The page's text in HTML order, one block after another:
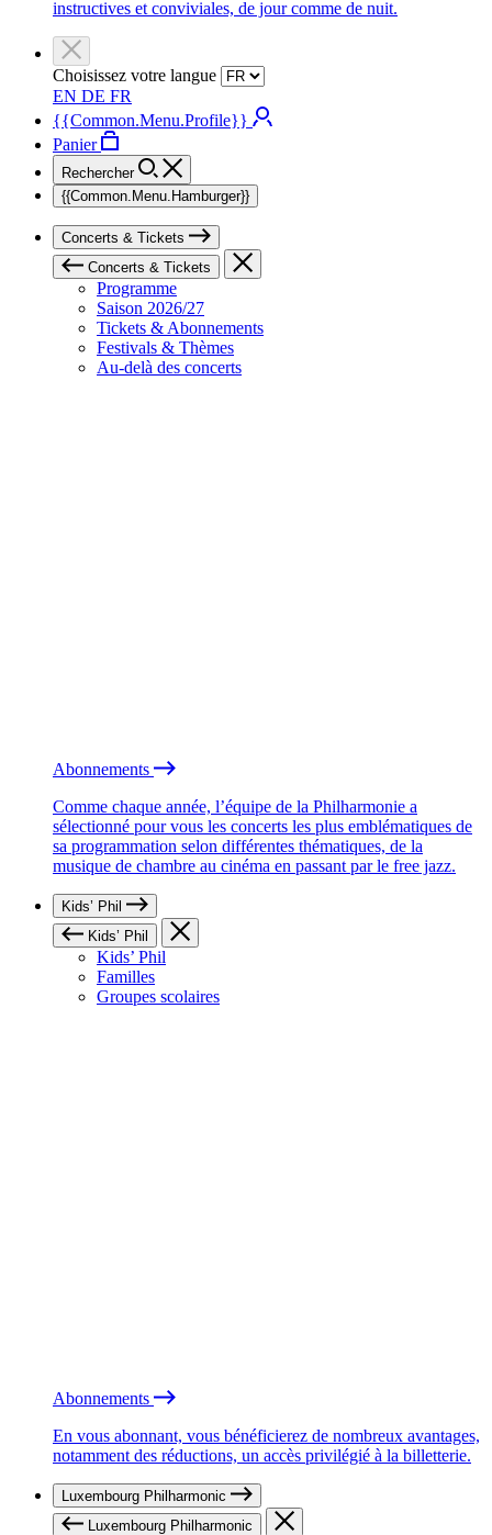
instructives et conviviales, de jour comme de nuit.
Choisissez votre langue
EN DE FR
{{Common.Menu.Profile}}
Panier
Rechercher
{{Common.Menu.Hamburger}}
Concerts & Tickets
Concerts & Tickets
Programme
Saison 2026/27
Tickets & Abonnements
Festivals & Thèmes
Au-delà des concerts
Abonnements
Comme chaque année, l’équipe de la Philharmonie a
sélectionné pour vous les concerts les plus emblématiques de
sa programmation selon différentes thématiques, de la
musique de chambre au cinéma en passant par le free jazz.
Kids’ Phil
Kids’ Phil
Kids’ Phil
Familles
Groupes scolaires
Abonnements
En vous abonnant, vous bénéficierez de nombreux avantages,
notamment des réductions, un accès privilégié à la billetterie.
Luxembourg Philharmonic
Luxembourg Philharmonic